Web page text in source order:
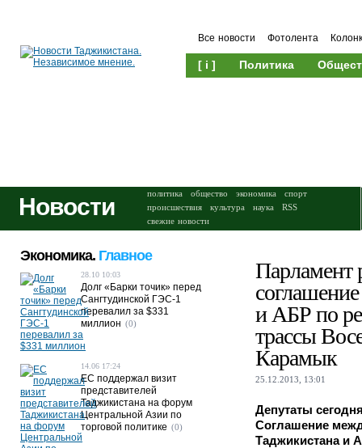
Все новости Фотолента
[ i ] Политика
Новости политика общество экономика
спорт
происшествия
культура наука
RSS
свежие новости
Парламент
и АБР по
трассы
Карамык
25.12.2013, 13:01
Депутаты
Соглашение
Таджикистана и
Экономика. Главное
28.10 10:03
Долг «Барки точик» перед
Сангтудинской ГЭС-1
перевалил за $331
миллион (0)
14.06 17:24
ЕС поддержал визит
представителей
Таджикистана на форум
Центральной Азии по
торговой политике (0)